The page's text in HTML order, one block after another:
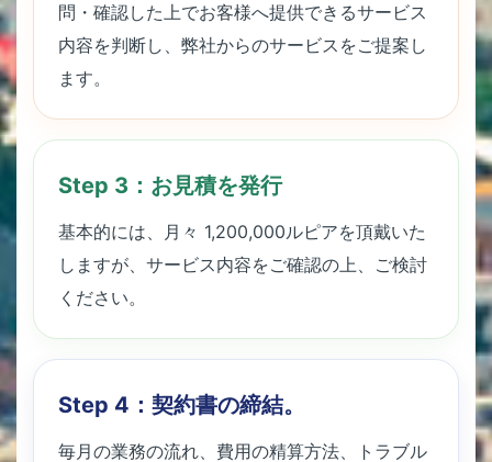
問・確認した上でお客様へ提供できるサービス
内容を判断し、弊社からのサービスをご提案し
ます。
Step 3：お見積を発行
基本的には、月々 1,200,000ルピアを頂戴いた
しますが、サービス内容をご確認の上、ご検討
ください。
Step 4：契約書の締結。
毎月の業務の流れ、費用の精算方法、トラブル